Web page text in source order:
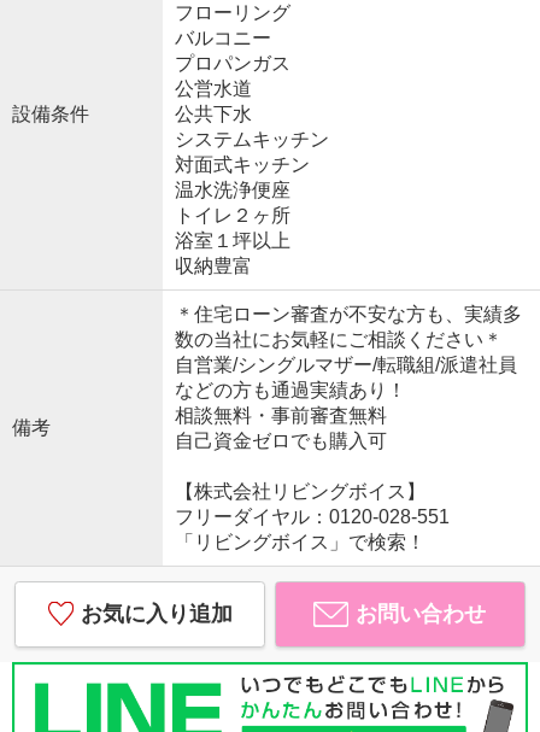
設備条件
フローリング
バルコニー
プロパンガス
公営水道
公共下水
システムキッチン
対面式キッチン
温水洗浄便座
トイレ２ヶ所
浴室１坪以上
収納豊富
備考
＊住宅ローン審査が不安な方も、実績多
数の当社にお気軽にご相談ください＊
自営業/シングルマザー/転職組/派遣社員
などの方も通過実績あり！
相談無料・事前審査無料
自己資金ゼロでも購入可
【株式会社リビングボイス】
フリーダイヤル：0120-028-551
「リビングボイス」で検索！
お気に入り追加 お問い合わせ